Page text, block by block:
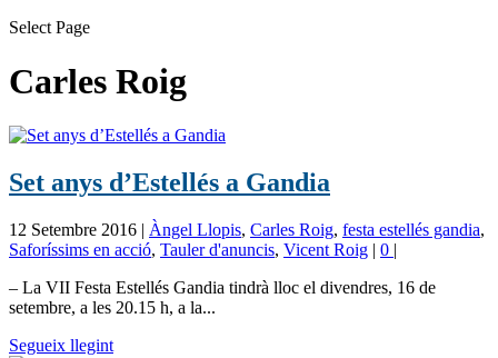
Select Page
Carles Roig
Set anys d’Estellés a Gandia
12 Setembre 2016 | Àngel Llopis, Carles Roig, festa estellés gandia,
Saforíssims en acció, Tauler d'anuncis, Vicent Roig | 0 |
– La VII Festa Estellés Gandia tindrà lloc el divendres, 16 de
setembre, a les 20.15 h, a la...
Segueix llegint